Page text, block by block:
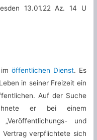
13.01.22 Az. 14 U
öffentlichen Dienst. Es
in seiner Freizeit ein
Auf der Suche
er bei einem
„Veröffentlichungs- und
Vertrag verpflichtete sich